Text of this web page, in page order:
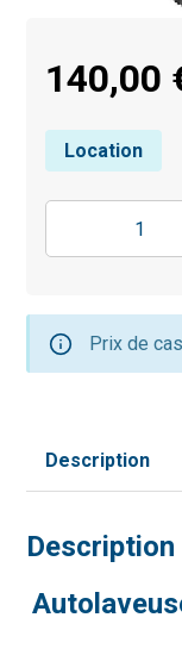
140,00
Location
Prix de
Description